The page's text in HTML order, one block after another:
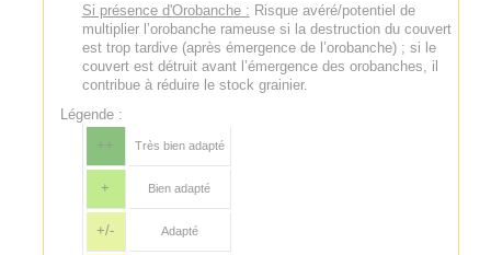
Si présence d'Orobanche : Risque avéré/potentiel de
multiplier l’orobanche rameuse si la destruction du couvert
est trop tardive (après émergence de l’orobanche) ; si le
couvert est détruit avant l’émergence des orobanches, il
contribue à réduire le stock grainier.
Légende :
++
Très bien adapté
+ Bien adapté
+/- Adapté